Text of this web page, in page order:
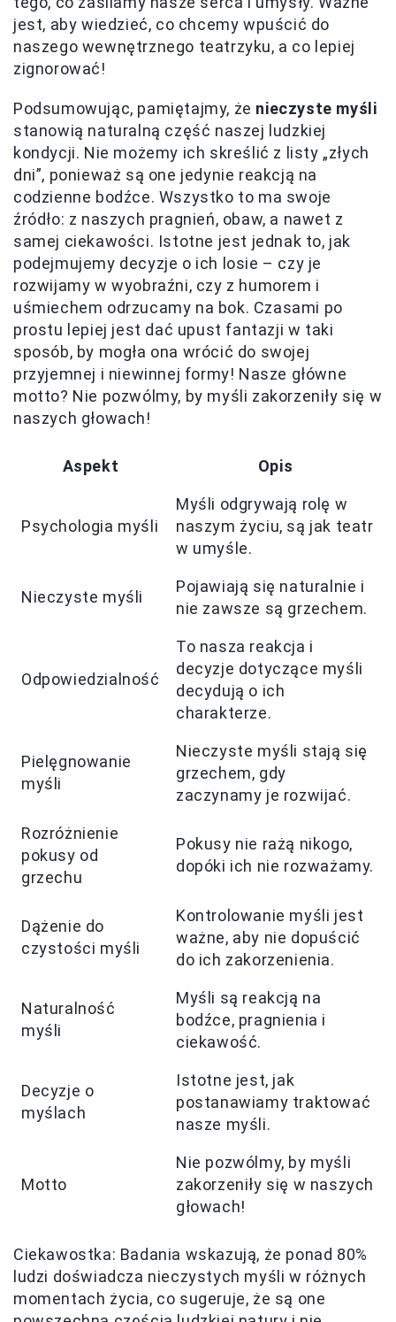
jest, aby wiedzieć, co chcemy wpuścić do
naszego wewnętrznego teatrzyku, a co lepiej
zignorować!
Podsumowując, pamiętajmy, że nieczyste myśli
stanowią naturalną część naszej ludzkiej
kondycji. Nie możemy ich skreślić z listy „złych
dni”, ponieważ są one jedynie reakcją na
codzienne bodźce. Wszystko to ma swoje
źródło: z naszych pragnień, obaw, a nawet z
samej ciekawości. Istotne jest jednak to, jak
podejmujemy decyzje o ich losie – czy je
rozwijamy w wyobraźni, czy z humorem i
uśmiechem odrzucamy na bok. Czasami po
prostu lepiej jest dać upust fantazji w taki
sposób, by mogła ona wrócić do swojej
przyjemnej i niewinnej formy! Nasze główne
motto? Nie pozwólmy, by myśli zakorzeniły się w
naszych głowach!
Aspekt Opis
Psychologia myśli
Myśli odgrywają rolę w
naszym życiu, są jak teatr
w umyśle.
Nieczyste myśli
Pojawiają się naturalnie i
nie zawsze są grzechem.
Odpowiedzialność
To nasza reakcja i
decyzje dotyczące myśli
decydują o ich
charakterze.
Pielęgnowanie
myśli
Nieczyste myśli stają się
grzechem, gdy
zaczynamy je rozwijać.
Rozróżnienie
pokusy od
grzechu
Pokusy nie rażą nikogo,
dopóki ich nie rozważamy.
Dążenie do
czystości myśli
Kontrolowanie myśli jest
ważne, aby nie dopuścić
do ich zakorzenienia.
Naturalność
myśli
Myśli są reakcją na
bodźce, pragnienia i
ciekawość.
Decyzje o
myślach
Istotne jest, jak
postanawiamy traktować
nasze myśli.
Motto
Nie pozwólmy, by myśli
zakorzeniły się w naszych
głowach!
Ciekawostka: Badania wskazują, że ponad 80%
ludzi doświadcza nieczystych myśli w różnych
momentach życia, co sugeruje, że są one